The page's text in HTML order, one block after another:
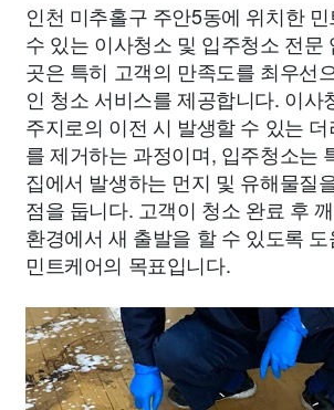
인천 미추홀구 주안5동에 위치한
수 있는 이사청소 및 입주청소 전문
곳은 특히 고객의 만족도를 최우선
인 청소 서비스를 제공합니다. 이사
주지로의 이전 시 발생할 수 있는
를 제거하는 과정이며, 입주청소는
집에서 발생하는 먼지 및 유해물질
점을 둡니다. 고객이 청소 완료 후
환경에서 새 출발을 할 수 있도록
민트케어의 목표입니다.